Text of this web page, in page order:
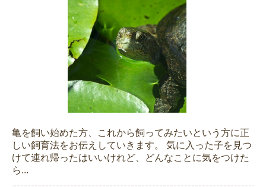
亀を飼い始めた方、これから飼ってみたいという方に正
しい飼育法をお伝えしていきます。 気に入った子を見つ
けて連れ帰ったはいいけれど、どんなことに気をつけた
ら...